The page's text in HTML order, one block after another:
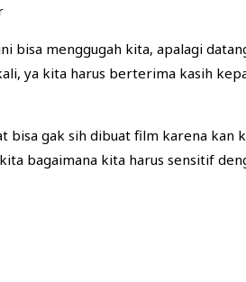
bisa menggugah kita, apalagi
ya kita harus berterima kasih
bisa gak sih dibuat film karena kan
bagaimana kita harus sensitif